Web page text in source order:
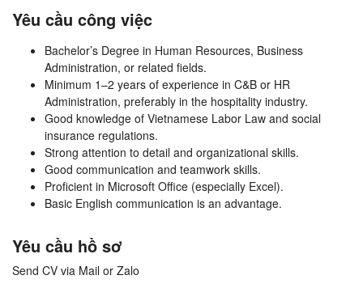
Yêu cầu công việc
Bachelor’s Degree in Human Resources, Business
Administration, or related fields.
Minimum 1–2 years of experience in C&B or HR
Administration, preferably in the hospitality industry.
Good knowledge of Vietnamese Labor Law and social
insurance regulations.
Strong attention to detail and organizational skills.
Good communication and teamwork skills.
Proficient in Microsoft Office (especially Excel).
Basic English communication is an advantage.
Yêu cầu hồ sơ
Send CV via Mail or Zalo